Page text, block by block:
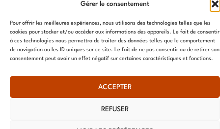
Gérer le consentement
Pour offrir les meilleures expériences, nous utilisons des technologies telles que les
cookies pour stocker et/ou accéder aux informations des appareils. Le fait de consentir
à ces technologies nous permettra de traiter des données telles que le comportement
de navigation ou les ID uniques sur ce site. Le fait de ne pas consentir ou de retirer son
consentement peut avoir un effet négatif sur certaines caractéristiques et fonctions.
ACCEPTER
REFUSER
7 rue des
écoles
34790
© AME 2024, tous droits réservés